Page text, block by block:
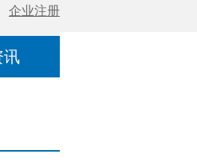
讯